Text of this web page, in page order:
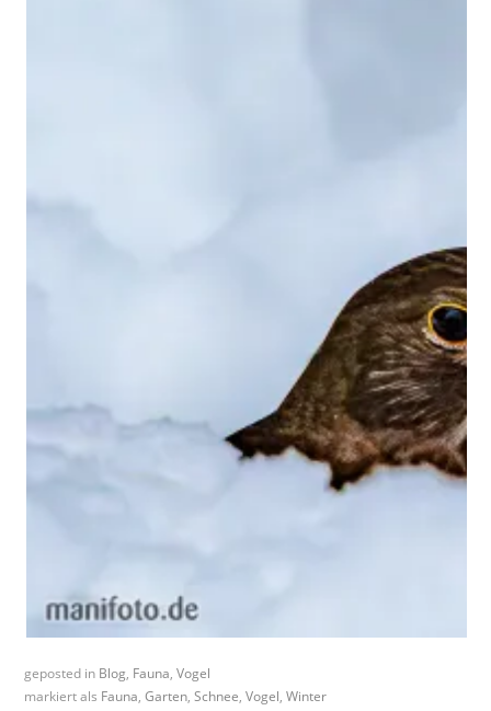
geposted in Blog, Fauna,Vogel
markiert als Fauna,Garten,Schnee,Vogel,Winter